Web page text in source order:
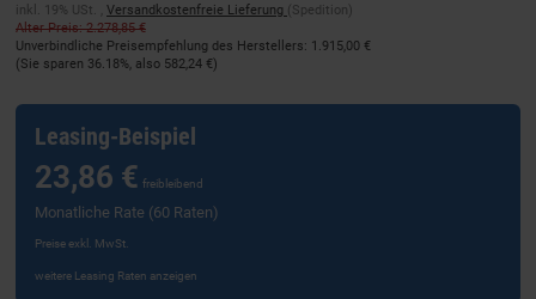
inkl. 19% USt. , Versandkostenfreie Lieferung (Spedition)
Alter Preis: 2.278,85 €
Unverbindliche Preisempfehlung des Herstellers: 1.915,00 €
(Sie sparen 36.18%, also 582,24 €)
Leasing-Beispiel
23,86 € freibleibend
Monatliche Rate (60 Raten)
Preise exkl. MwSt.
weitere Leasing Raten anzeigen